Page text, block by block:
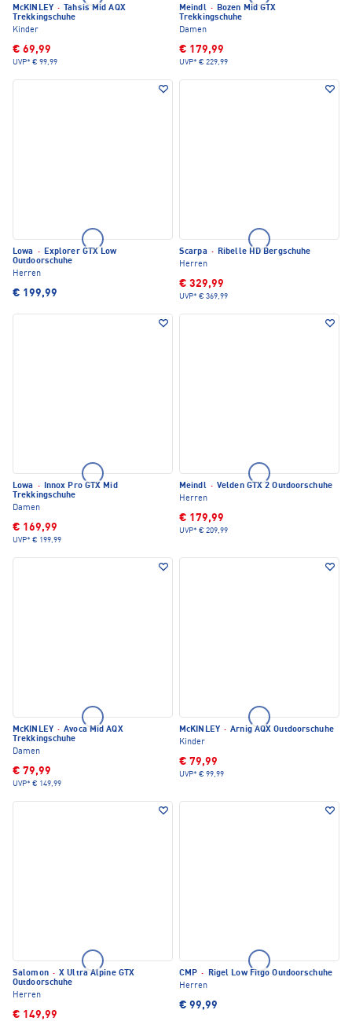
McKINLEY ·
Tahsis Mid AQX
Trekkingschuhe
Kinder
€ 69,99
UVP* € 99,99
Meindl · Bozen Mid GTX
Trekkingschuhe
Damen
€ 179,99
UVP* € 229,99
Lowa · Explorer GTX Low
Outdoorschuhe
Herren
€ 199,99
Scarpa · Ribelle HD Bergschuhe
Herren
€ 329,99
UVP* € 369,99
Lowa · Innox Pro GTX Mid
Trekkingschuhe
Damen
€ 169,99
UVP* € 199,99
Meindl · Velden GTX 2 Outdoorschuhe
Herren
€ 179,99
UVP* € 209,99
McKINLEY · Avoca Mid AQX
Trekkingschuhe
Damen
€ 79,99
UVP* € 149,99
McKINLEY · Arnig AQX Outdoorschuhe
Kinder
€ 79,99
UVP* € 99,99
Salomon · X Ultra Alpine GTX
Outdoorschuhe
Herren
€ 149,99
CMP ·
Rigel Low Fitgo Outdoorschuhe
Herren
€ 99,99